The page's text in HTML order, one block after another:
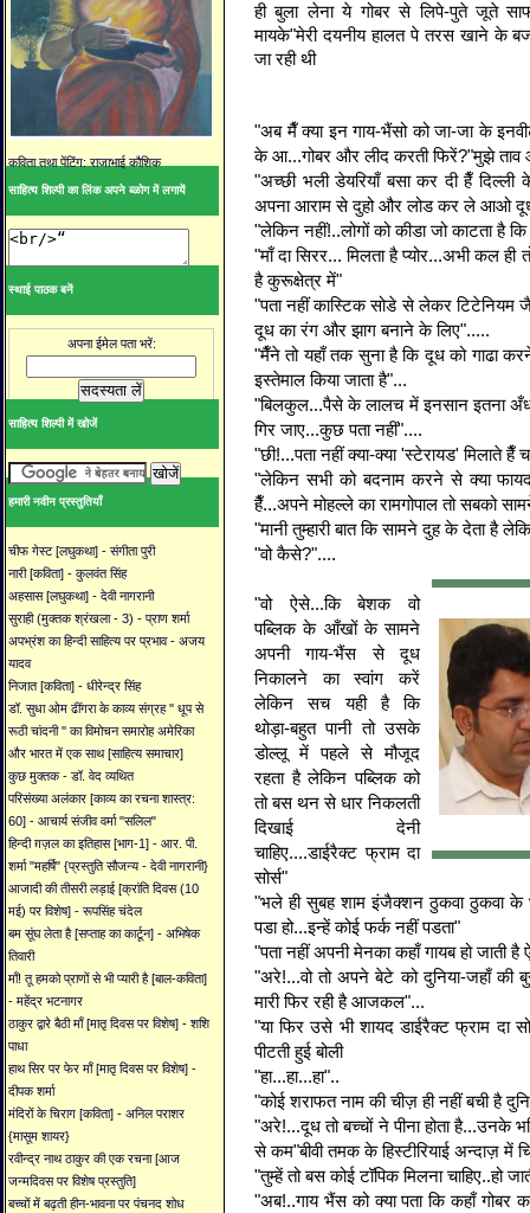
कविता तथा पेंटिंग: राजाभाई कौशिक
साहित्य शिल्पी का लिंक अपने ब्ळोग में लगायें
स्थाई पाठक बनें
अपना ईमेल पता भरें:
साहित्य शिल्पी में खोजें
हमारी नवीन प्रस्तुतियाँ
चीफ गेस्ट [लघुकथा] - संगीता पुरी
नारी [कविता] - कुलवंत सिंह
अहसास [लघुकथा] - देवी नागरानी
सुराही (मुक्तक श्रंखला - 3) - प्राण शर्मा
अपभ्रंश का हिन्दी साहित्य पर प्रभाव - अजय
यादव
निजात [कविता] - धीरेन्द्र सिंह
डॉ. सुधा ओम ढींगरा के काव्य संग्रह '' धूप से
रूठी चांदनी '' का विमोचन समारोह अमेरिका
और भारत में एक साथ [साहित्य समाचार]
कुछ मुक्तक - डॉ. वेद व्यथित
परिसंख्या अलंकार [काव्य का रचना शास्त्र:
60] - आचार्य संजीव वर्मा "सलिल"
हिन्दी ग़ज़ल का इतिहास [भाग-1] - आर. पी.
शर्मा "महर्षि" {प्रस्तुति सौजन्य - देवी नागरानी}
आजादी की तीसरी लड़ाई [क्रांति दिवस (10
मई) पर विशेष] - रूपसिंह चंदेल
बम सूंघ लेता है [सप्ताह का कार्टून] - अभिषेक
तिवारी
माँ! तू हमको प्राणों से भी प्यारी है [बाल-कविता]
- महेंद्र भटनागर
ठाकुर द्वारे बैठी माँ [मातृ दिवस पर विशेष] - शशि
पाधा
हाथ सिर पर फेर माँ [मातृ दिवस पर विशेष] -
दीपक शर्मा
मंदिरों के चिराग [कविता] - अनिल पराशर
{मासूम शायर}
रवीन्द्र नाथ ठाकुर की एक रचना [आज
जन्मदिवस पर विशेष प्रस्तुति]
बच्चों में बढ़ती हीन-भावना पर पंचनद शोध
ही बुला लेना ये गोबर से लिपे-पुते जूते
मायके"मेरी दयनीय हालत पे तरस खाने के
जा रही थी
"अब मैँ क्या इन गाय-भैंसो को जा-जा के
के आ...गोबर और लीद करती फिरें?"मुझे ताव
"अच्छी भली डेयरियाँ बसा कर दी हैँ
अपना आराम से दुहो और लोड कर ले आओ
"लेकिन नहीं!..लोगों को कीडा जो काटता है कि
"माँ दा सिरर... मिलता है प्योर...अभी कल
है कुरूक्षेत्र में"
"पता नहीं कास्टिक सोडे से लेकर टिटेनियम
दूध का रंग और झाग बनाने के लिए".....
"मैँने तो यहाँ तक सुना है कि दूध को गाढा
इस्तेमाल किया जाता है"...
"बिलकुल...पैसे के लालच में इनसान इतना
गिर जाए...कुछ पता नहीं"....
"छी!...पता नहीं क्या-क्या 'स्टेरायड' मिलाते
"लेकिन सभी को बदनाम करने से क्या
हैँ...अपने मोहल्ले का रामगोपाल तो सबको
"मानी तुम्हारी बात कि सामने दुह के देता है
"वो कैसे?"....
"वो ऐसे...कि बेशक वो
पब्लिक के आँखों के सामने
अपनी गाय-भैंस से दूध
निकालने का स्वांग करें
लेकिन सच यही है कि
थोड़ा-बहुत पानी तो उसके
डोल्लू में पहले से मौजूद
रहता है लेकिन पब्लिक को
तो बस थन से धार निकलती
दिखाई देनी
चाहिए....डाईरैक्ट फ्राम दा
सोर्स"
"भले ही सुबह शाम इंजैक्शन ठुकवा ठुकवा के
पडा हो...इन्हें कोई फर्क नहीं पडता"
"पता नहीं अपनी मेनका कहाँ गायब हो जाती
"अरे!...वो तो अपने बेटे को दुनिया-जहाँ की
मारी फिर रही है आजकल"...
"या फिर उसे भी शायद डाईरैक्ट फ्राम दा
पीटती हुई बोली
"हा...हा...हा"..
"कोई शराफत नाम की चीज़ ही नहीं बची है
"अरे!...दूध तो बच्चों ने पीना होता है...उनके
से कम"बीवी तमक के हिस्टीरियाई अन्दाज़ में
"तुम्हें तो बस कोई टॉपिक मिलना चाहिए..हो
"अब!..गाय भैंस को क्या पता कि कहाँ